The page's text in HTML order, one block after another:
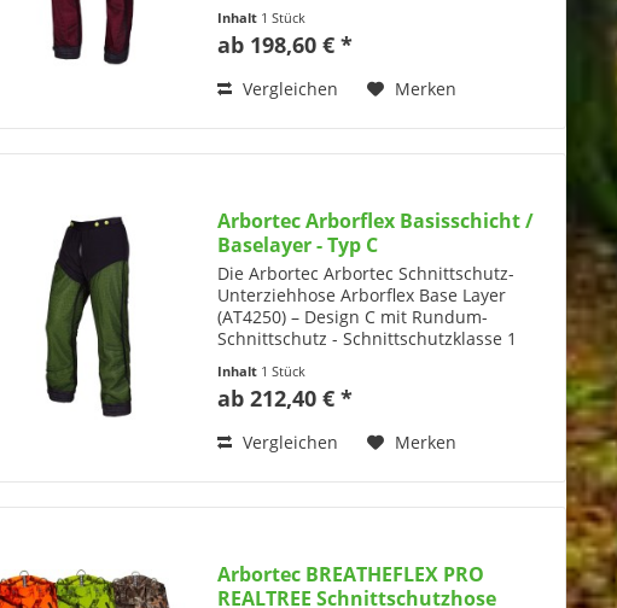
Base Layer (AT4210) – Design A
von Arbortec Das...
Inhalt 1 Stück
ab 198,60 € *
Vergleichen Merken
Arbortec Arborflex Basisschicht /
Baselayer - Typ C
Die Arbortec Arbortec Schnittschutz-
Unterziehhose Arborflex Base Layer
(AT4250) – Design C mit Rundum-
Schnittschutz - Schnittschutzklasse 1
Schnittschutz-Unterziehhose Arborflex
Base Layer (AT4250) –...
Inhalt 1 Stück
ab 212,40 € *
Vergleichen Merken
Arbortec BREATHEFLEX PRO
REALTREE Schnittschutzhose